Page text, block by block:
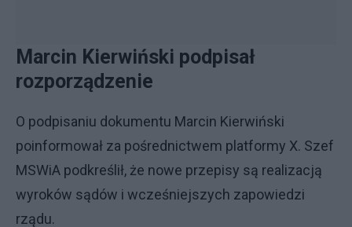
Marcin Kierwiński podpisał
rozporządzenie
O podpisaniu dokumentu Marcin Kierwiński
poinformował za pośrednictwem platformy X. Szef
MSWiA podkreślił, że nowe przepisy są realizacją
wyroków sądów i wcześniejszych zapowiedzi
rządu.